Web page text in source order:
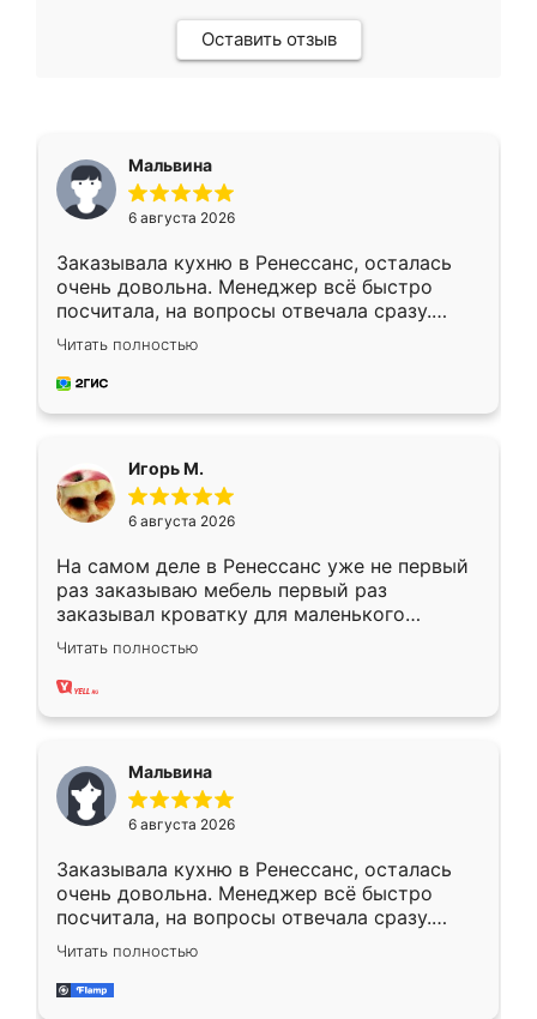
Оставить отзыв
Мальвина
6 августа 2026
Заказывала кухню в Ренессанс, осталась
очень довольна. Менеджер всё быстро
посчитала, на вопросы отвечала сразу.
Замерщик приехал в субботу, подошёл к
делу со всей ответственностью. Собрали
за день, ребята работали аккуратно, даже
Читать полностью
Игорь М.
6 августа 2026
На самом деле в Ренессанс уже не первый
раз заказываю мебель первый раз
заказывал кроватку для маленького
ребёнка при его рождении ,во второй раз
заказал шкаф-купе. По качеству очень
хорошее сборка достаточно быстрая,
меньше, здесь же он более разнообразный.
Мне нравится ,если что-то потребуется из
мебели буду заказывать только здесь.
Читать полностью
Мальвина
6 августа 2026
Заказывала кухню в Ренессанс, осталась
очень довольна. Менеджер всё быстро
посчитала, на вопросы отвечала сразу.
Замерщик приехал в субботу, подошёл к
делу со всей ответственностью. Собрали
за день, ребята работали аккуратно, даже
Читать полностью